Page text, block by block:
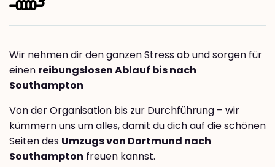
Wir nehmen dir den ganzen Stress ab und sorgen für
einen reibungslosen Ablauf bis nach
Southampton
Von der Organisation bis zur Durchführung – wir
kümmern uns um alles, damit du dich auf die schönen
Seiten des Umzugs von Dortmund nach
Southampton freuen kannst.